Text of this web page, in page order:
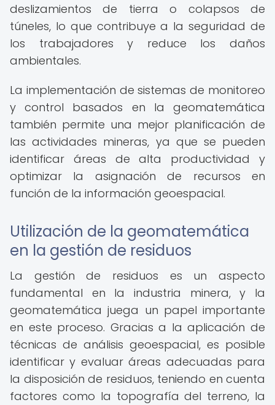
deslizamientos de tierra o colapsos de
túneles, lo que contribuye a la seguridad de
los trabajadores y reduce los daños
ambientales.
La implementación de sistemas de monitoreo
y control basados en la geomatemática
también permite una mejor planificación de
las actividades mineras, ya que se pueden
identificar áreas de alta productividad y
optimizar la asignación de recursos en
función de la información geoespacial.
Utilización de la geomatemática
en la gestión de residuos
La gestión de residuos es un aspecto
fundamental en la industria minera, y la
geomatemática juega un papel importante
en este proceso. Gracias a la aplicación de
técnicas de análisis geoespacial, es posible
identificar y evaluar áreas adecuadas para
la disposición de residuos, teniendo en cuenta
factores como la topografía del terreno, la